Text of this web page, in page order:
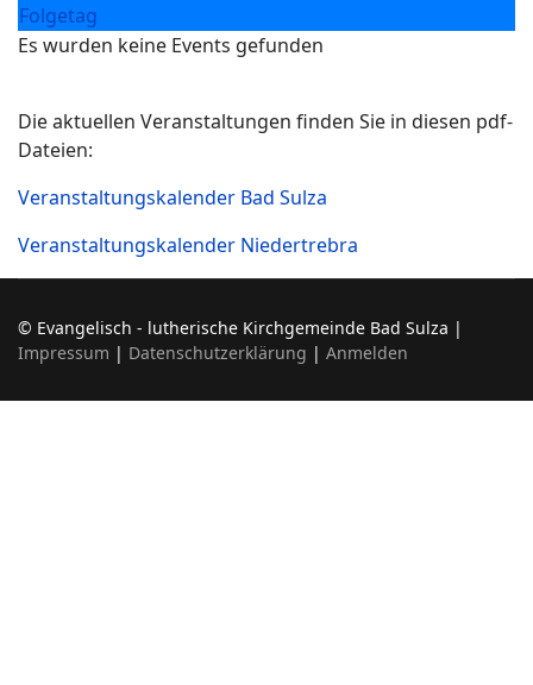
Folgetag
Es wurden keine Events gefunden
Die aktuellen Veranstaltungen finden Sie in diesen pdf-
Dateien:
Veranstaltungskalender Bad Sulza
Veranstaltungskalender Niedertrebra
© Evangelisch - lutherische Kirchgemeinde Bad Sulza |
Impressum | Datenschutzerklärung | Anmelden